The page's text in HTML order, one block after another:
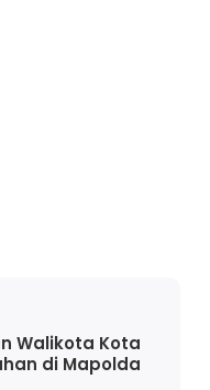
Walikota Kota
di Mapolda